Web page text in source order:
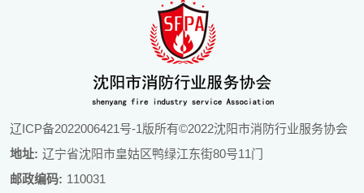
辽ICP备2022006421号-1版所有©2022沈阳市消防行业服务协会
地址: 辽宁省沈阳市皇姑区鸭绿江东街80号11门
邮政编码: 110031